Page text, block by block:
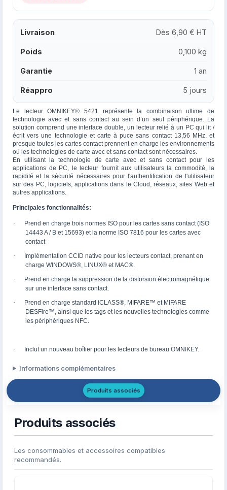
Livraison Dès 6,90 € HT
Poids 0,100 kg
Garantie 1 an
Réappro 5 jours
Le lecteur OMNIKEY® 5421 représente la combinaison ultime de
technologie avec et sans contact au sein d’un seul périphérique. La
solution comprend une interface double, un lecteur relié à un PC qui lit /
écrit vers une technologie et carte à puce sans contact 13,56 MHz, et
presque toutes les cartes contact prennent en charge les environnements
où les technologies de carte avec et sans contact sont nécessaires.
En utilisant la technologie de carte avec et sans contact pour les
applications de PC, le lecteur fournit aux utilisateurs la commodité, la
rapidité et la sécurité nécessaires pour l'authentification de l'utilisateur
sur des PC, logiciels, applications dans le Cloud, réseaux, sites Web et
autres applications.
Principales fonctionnalités:
·
Prend en charge trois normes ISO pour les cartes sans contact (ISO
14443 A / B et 15693) et la norme ISO 7816 pour les cartes avec
contact
·
Implémentation CCID native pour les lecteurs contact, prenant en
charge WINDOWS®, LINUX® et MAC®.
·
Prend en charge la suppression de la distorsion électromagnétique
sur une interface sans contact.
·
Prend en charge standard iCLASS®, MIFARE™ et MIFARE
DESFire™, ainsi que les tags et les nouvelles technologies comme
les périphériques NFC.
· Inclut un nouveau boîtier pour les lecteurs de bureau OMNIKEY.
Informations complémentaires
Produits associés
Produits associés
Les consommables et accessoires compatibles
recommandés.